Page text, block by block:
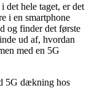
det hele taget, er det
i en smartphone
og finder det første
ud af, hvordan
med en 5G
5G dækning hos